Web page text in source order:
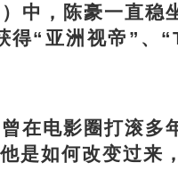
，陈豪一直稳
得“亚洲视帝”、
电影圈打滚多
是如何改变过来